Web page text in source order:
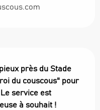
près du Stade
du couscous" pour
service est
à souhait !